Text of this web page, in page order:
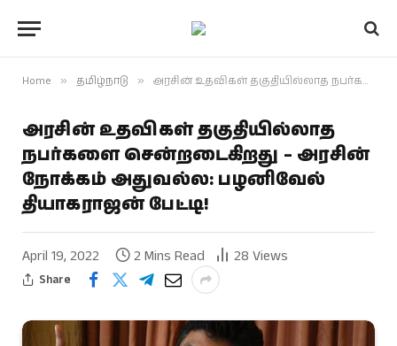
Home » தமிழ்நாடு » அரசின் உதவிகள் தகுதியில்லாத நபர்களை சென்றடைகிறது – அரசின் நோக்கம் அதுவல்ல: பழனிவேல் தியாகராஜன் பேட்டி!
அரசின் உதவிகள் தகுதியில்லாத
நபர்களை சென்றடைகிறது – அரசின்
நோக்கம் அதுவல்ல: பழனிவேல்
தியாகராஜன் பேட்டி!
April 19, 2022 2 Mins Read 28 Views
Share